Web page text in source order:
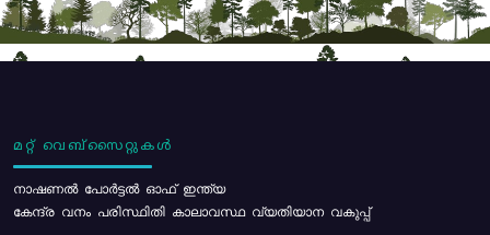
മറ്റ് വെബ്സൈറ്റുകൾ
നാഷണൽ പോർട്ടൽ ഓഫ് ഇന്ത്യ
കേന്ദ്ര വനം പരിസ്ഥിതി കാലാവസ്ഥ വ്യതിയാന വകുപ്പ്